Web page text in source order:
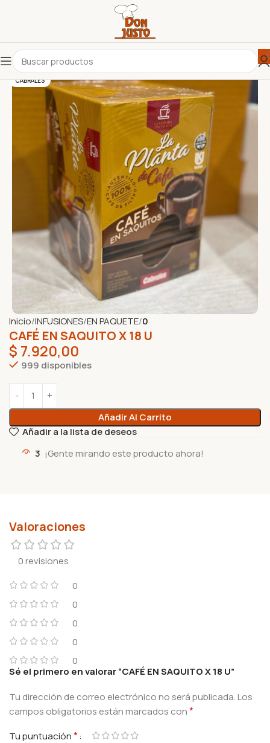
CABRALES
Inicio INFUSIONES EN PAQUETE 0
CAFÉ EN SAQUITO X 18 U
$ 7.920,00
999 disponibles
Añadir Al Carrito
Añadir a la lista de deseos
3 ¡Gente mirando este producto ahora!
Valoraciones
0 revisiones
0
0
0
0
0
Sé el primero en valorar “CAFÉ EN SAQUITO X 18 U”
Tu dirección de correo electrónico no será publicada.Los
campos obligatorios están marcados con*
Tu puntuación*